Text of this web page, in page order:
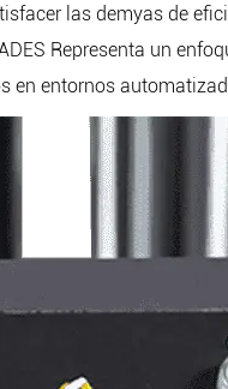
las demyas de
Representa un
entornos